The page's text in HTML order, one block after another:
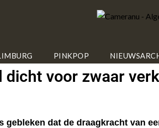
PINKPOP
voor zwaar
gebleken dat de draagkracht van